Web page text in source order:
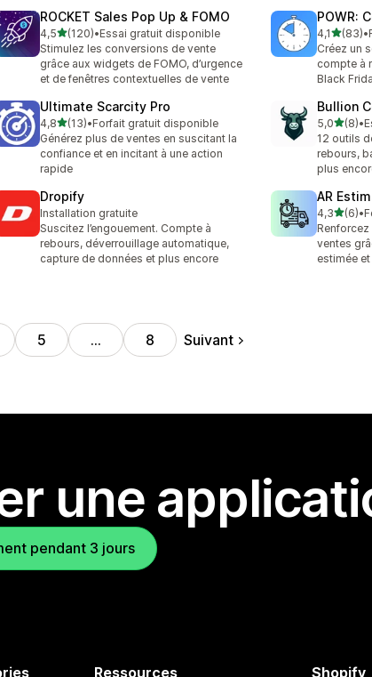
ROCKET Sales Pop Up & FOMO
4,5étoile(s) sur 5
(120)
120 avis au total
•Essai gratuit disponible
Stimulez les conversions de vente
grâce aux widgets de FOMO, d’urgence
et de fenêtres contextuelles de vente
POWR:
4,1 (83)
83 avis au
•
Créez un
compte à
Black
Ultimate Scarcity Pro
4,8étoile(s) sur 5
(13)
13 avis au total
•Forfait gratuit disponible
Générez plus de ventes en suscitant la
confiance et en incitant à une action
rapide
Bullion
5,0 (8)
8 avis au
•
12 outils
rebours,
plus
Dropify
Installation gratuite
Suscitez l’engouement. Compte à
rebours, déverrouillage automatique,
capture de données et plus encore
AR
4,3 (6)
6 avis au•
ventes
estimée et
5 … 8 Suivant
une
pendant 3 jours
Ressources Shopify